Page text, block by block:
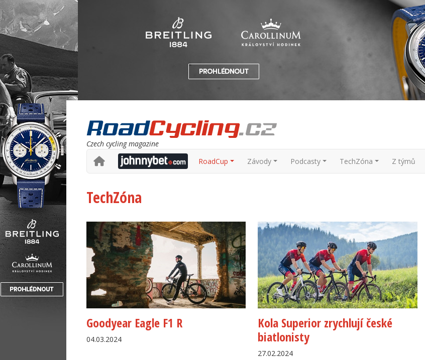
Czech cycling magazine
RoadCup
Závody Podcasty TechZóna Z týmů
TechZóna
Goodyear Eagle F1 R
04.03.2024
Kola Superior zrychlují české
biatlonisty
27.02.2024